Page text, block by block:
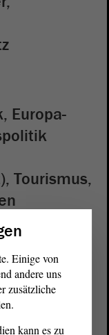
Europa-
Tourismus,
Einige von
andere uns
zusätzliche
kann es zu